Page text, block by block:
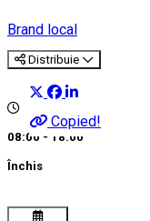
Brand local
Distribuie
Copied!
08:00 - 18:00
Închis